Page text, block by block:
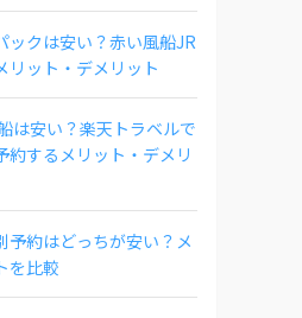
ックは安い？赤い風船JR
リット・デメリット
は安い？楽天トラベルで
約するメリット・デメリ
予約はどっちが安い？メ
を比較